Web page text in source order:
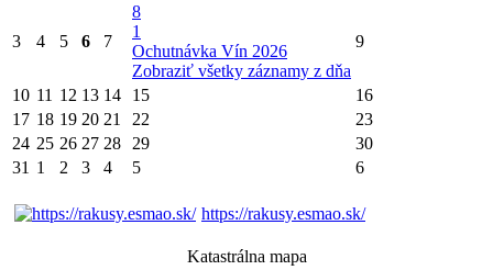
3 4 5 6 7
8
1
Ochutnávka Vín 2026
Zobraziť všetky záznamy z dňa
9
10 11 12 13 14 15
16
17 18 19 20 21 22
23
24 25 26 27 28 29
30
31 1 2 3 4 5 6
https://rakusy.esmao.sk/
Katastrálna mapa